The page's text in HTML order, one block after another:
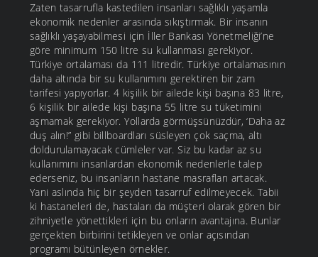
Zaten tasarrufla kastedilen insanları sağlıklı yaşamla
ekonomik nedenler arasında sıkıştırmak. Bir insanın
sağlıklı yaşayabilmesi için İller Bankası Yönetmeliği’ne
göre minimum 150 litre su kullanması gerekiyor.
Türkiye ortalaması da 111 litredir. Türkiye ortalamasının
daha altında bir su kullanımını gerektiren bir zam
tarifesi yapıyorlar. 4 kişilik bir ailede kişi başına 83 litre,
6 kişilik bir ailede kişi başına 55 litre su tüketimini
aşmamak gerekiyor. Yollarda görmüşsünüzdür, ‘Daha az
duş alın!” gibi billboardları süsleyen çok saçma, altı
doldurulamayacak cümleler var. Siz bu kadar az su
kullanımını insanlardan ekonomik nedenlerle talep
ederseniz, bu insanların hastane masrafları artacak.
Yani aslında hiç bir şeyden tasarruf edilmeyecek. Tabii
ki hastaneleri de, hastaları da müşteri olarak gören bir
zihniyetle yönettikleri için bu onların avantajına. Bunlar
gerçekten birbirini tetikleyen ve onlar açısından
programı bütünleyen örnekler.